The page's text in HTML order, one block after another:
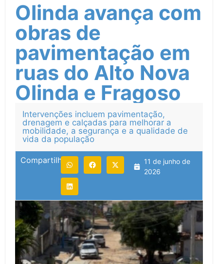
Olinda avança com
obras de
pavimentação em
ruas do Alto Nova
Olinda e Fragoso
Intervenções incluem pavimentação,
drenagem e calçadas para melhorar a
mobilidade, a segurança e a qualidade de
vida da população
Compartilhe:
11 de junho de
2026